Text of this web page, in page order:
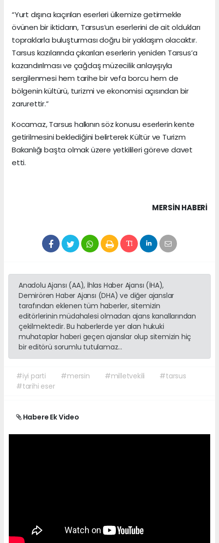
“Yurt dışına kaçırılan eserleri ülkemize getirmekle
övünen bir iktidarın, Tarsus’un eserlerini de ait oldukları
topraklarla buluşturması doğru bir yaklaşım olacaktır.
Tarsus kazılarında çıkarılan eserlerin yeniden Tarsus’a
kazandırılması ve çağdaş müzecilik anlayışıyla
sergilenmesi hem tarihe bir vefa borcu hem de
bölgenin kültürü, turizmi ve ekonomisi açısından bir
zarurettir.”
Kocamaz, Tarsus halkının söz konusu eserlerin kente
getirilmesini beklediğini belirterek Kültür ve Turizm
Bakanlığı başta olmak üzere yetkilileri göreve davet
etti.
MERSIN HABERİ
Anadolu Ajansı (AA), İhlas Haber Ajansı (İHA),
Demirören Haber Ajansı (DHA) ve diğer ajanslar
tarafından eklenen tüm haberler, sitemizin
editörlerinin müdahalesi olmadan ajans kanallarından
çekilmektedir. Bu haberlerde yer alan hukuki
muhataplar haberi geçen ajanslar olup sitemizin hiç
bir editörü sorumlu tutulamaz...
#iyi parti #mersin #milletvekili
#tarsus
#tarihi eser
Habere Ek Video